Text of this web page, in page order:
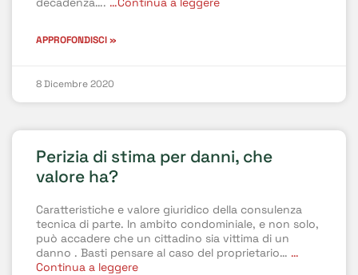
APPROFONDISCI »
8 Dicembre 2020
Perizia di stima per danni, che
valore ha?
Caratteristiche e valore giuridico della consulenza
tecnica di parte. In ambito condominiale, e non solo,
può accadere che un cittadino sia vittima di un
danno . Basti pensare al caso del proprietario… …
Continua a leggere